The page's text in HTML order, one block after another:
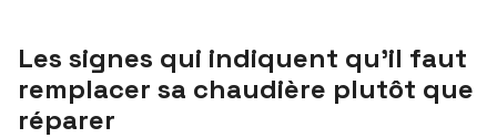
Les signes qui indiquent qu’il faut
remplacer sa chaudière plutôt que
réparer